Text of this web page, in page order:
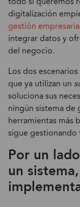
digitalización
gestión
integrar datos y
del negocio.
Los dos
que ya utilizan un
soluciona sus
ningún sistema de
herramientas más
sigue
Por un
un